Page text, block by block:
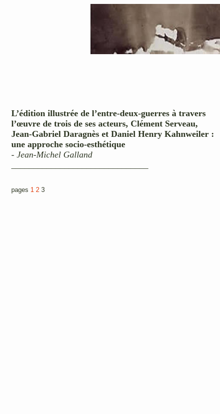
L’édition illustrée de l’entre-deux-guerres à travers
l’œuvre de trois de ses acteurs, Clément Serveau,
Jean-Gabriel Daragnès et Daniel Henry Kahnweiler :
une approche socio-esthétique
- Jean-Michel Galland
pages 1 2 3